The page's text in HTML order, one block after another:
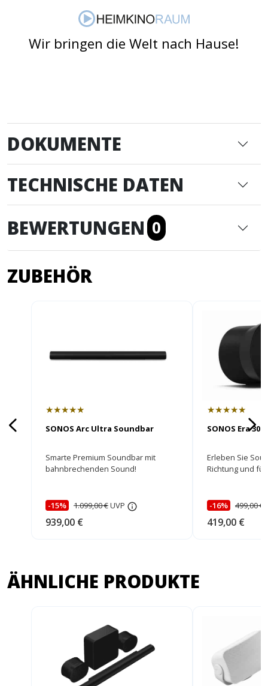
Wir bringen die Welt nach Hause!
DOKUMENTE
TECHNISCHE DATEN
BEWERTUNGEN 0
ZUBEHÖR
★★★★★
SONOS Arc Ultra Soundbar
Smarte Premium Soundbar mit
bahnbrechenden Sound!
-15% 1.099,00 €UVP
939,00 €
★★★★★
SONOS Era 300
Erleben Sie
Richtung und
-16% 499,00 €
419,00 €
ÄHNLICHE PRODUKTE